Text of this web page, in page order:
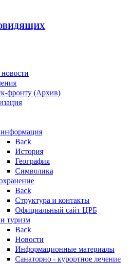
фронту (Архив)
Back
История
География
Символика
Back
Структура и контакты
Официальный сайт ЦРБ
туризм
Back
Новости
Информационные материалы
Санаторно - курортное лечение